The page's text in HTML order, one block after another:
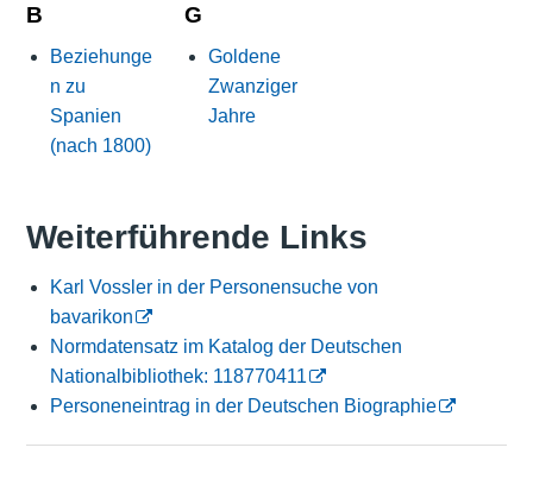
B
Beziehunge
n zu
Spanien
(nach 1800)
G
Goldene
Zwanziger
Jahre
Weiterführende Links
Karl Vossler in der Personensuche von
bavarikon
Normdatensatz im Katalog der Deutschen
Nationalbibliothek: 118770411
Personeneintrag in der Deutschen Biographie